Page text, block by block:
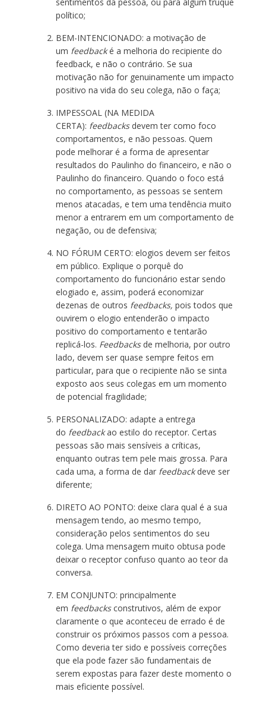
político;
BEM-INTENCIONADO: a motivação de
um feedbacké a melhoria do recipiente do
feedback, e não o contrário. Se sua
motivação não for genuinamente um impacto
positivo na vida do seu colega, não o faça;
IMPESSOAL (NA MEDIDA
CERTA): feedbacksdevem ter como foco
comportamentos, e não pessoas. Quem
pode melhorar é a forma de apresentar
resultados do Paulinho do financeiro, e não o
Paulinho do financeiro. Quando o foco está
no comportamento, as pessoas se sentem
menos atacadas, e tem uma tendência muito
menor a entrarem em um comportamento de
negação, ou de defensiva;
NO FÓRUM CERTO: elogios devem ser feitos
em público. Explique o porquê do
comportamento do funcionário estar sendo
elogiado e, assim, poderá economizar
dezenas de outros feedbacks, pois todos que
ouvirem o elogio entenderão o impacto
positivo do comportamento e tentarão
replicá-los. Feedbacks de melhoria, por outro
lado, devem ser quase sempre feitos em
particular, para que o recipiente não se sinta
exposto aos seus colegas em um momento
de potencial fragilidade;
PERSONALIZADO: adapte a entrega
do feedbackao estilo do receptor. Certas
pessoas são mais sensíveis a críticas,
enquanto outras tem pele mais grossa. Para
cada uma, a forma de dar feedbackdeve ser
diferente;
DIRETO AO PONTO: deixe clara qual é a sua
mensagem tendo, ao mesmo tempo,
consideração pelos sentimentos do seu
colega. Uma mensagem muito obtusa pode
deixar o receptor confuso quanto ao teor da
conversa.
EM CONJUNTO: principalmente
em feedbacksconstrutivos, além de expor
claramente o que aconteceu de errado é de
construir os próximos passos com a pessoa.
Como deveria ter sido e possíveis correções
que ela pode fazer são fundamentais de
serem expostas para fazer deste momento o
mais eficiente possível.